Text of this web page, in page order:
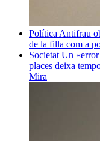
Política Antifrau
de la filla com a
Societat Un
places deixa
Mira